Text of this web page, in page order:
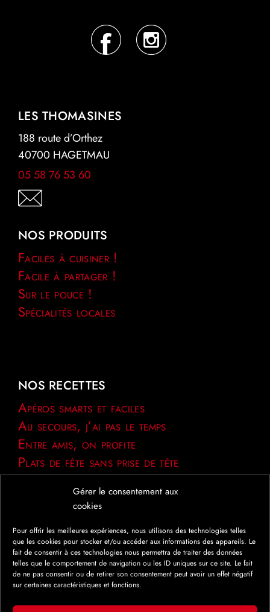
Gérer le consentement aux
cookies
Pour offrir les meilleures expériences, nous utilisons des technologies telles
que les cookies pour stocker et/ou accéder aux informations des appareils. Le
fait de consentir à ces technologies nous permettra de traiter des données
telles que le comportement de navigation ou les ID uniques sur ce site. Le fait
de ne pas consentir ou de retirer son consentement peut avoir un effet négatif
sur certaines caractéristiques et fonctions.
LES THOMASINES
188 route d’Orthez
40700 HAGETMAU
05 58 76 53 60
NOS PRODUITS
Faciles à cuisiner !
Facile à partager !
Sur le pouce !
Spécialités locales
NOS RECETTES
Apéros smarts et faciles
Au secours, j’ai pas le temps
Entre amis, on profite
Plats de fête sans prise de tête
NOS PRODUITS
PRÈS DE CHEZ VOUS
Afficher la carte